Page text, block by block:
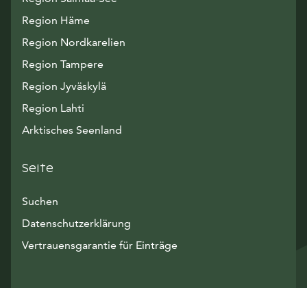
Region Häme
Region Nordkarelien
Region Tampere
Region Jyväskylä
Region Lahti
Arktisches Seenland
Seite
Suchen
Datenschutzerklärung
Vertrauensgarantie für Einträge